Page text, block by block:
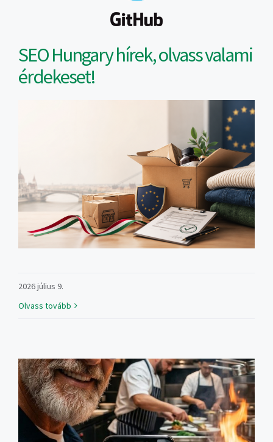
SEO Hungary hírek, olvass valami
érdekeset!
2026 július 9.
Olvass tovább